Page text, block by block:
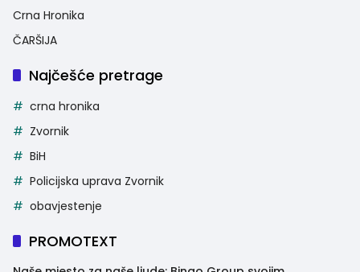
Crna Hronika
ČARŠIJA
Najčešće pretrage
crna hronika
Zvornik
BiH
Policijska uprava Zvornik
obavjestenje
PROMOTEXT